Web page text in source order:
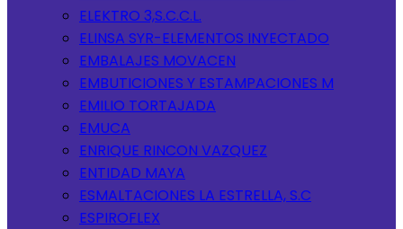
ELEKTRO 3,S.C.C.L.
ELINSA SYR-ELEMENTOS INYECTADO
EMBALAJES MOVACEN
EMBUTICIONES Y ESTAMPACIONES M
EMILIO TORTAJADA
EMUCA
ENRIQUE RINCON VAZQUEZ
ENTIDAD MAYA
ESMALTACIONES LA ESTRELLA, S.C
ESPIROFLEX